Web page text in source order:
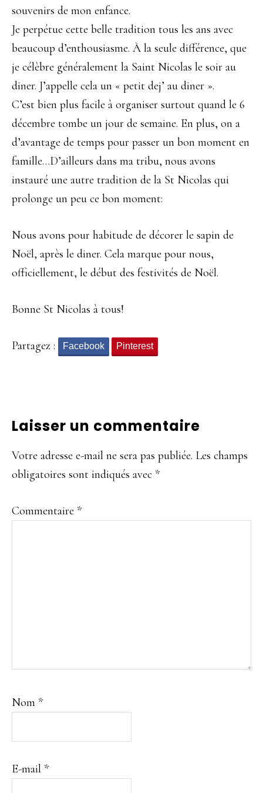
souvenirs de mon enfance.
Je perpétue cette belle tradition tous les ans avec
beaucoup d’enthousiasme. À la seule différence, que
je célèbre généralement la Saint Nicolas le soir au
diner. J’appelle cela un « petit dej’ au diner ».
C’est bien plus facile à organiser surtout quand le 6
décembre tombe un jour de semaine. En plus, on a
d’avantage de temps pour passer un bon moment en
famille…D’ailleurs dans ma tribu, nous avons
instauré une autre tradition de la St Nicolas qui
prolonge un peu ce bon moment:
Nous avons pour habitude de décorer le sapin de
Noël, après le diner. Cela marque pour nous,
officiellement, le début des festivités de Noël.
Bonne St Nicolas à tous!
Partagez : Facebook Pinterest
Interactions
du
lecteur
Laisser un commentaire
Votre adresse e-mail ne sera pas publiée. Les champs
obligatoires sont indiqués avec *
Commentaire *
Nom *
E-mail *